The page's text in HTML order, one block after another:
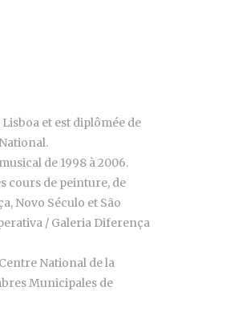
et est diplômée de
de 1998 à 2006.
cours de peinture, de
Novo Século et São
/ Galeria Diferença
National de la
Municipales de